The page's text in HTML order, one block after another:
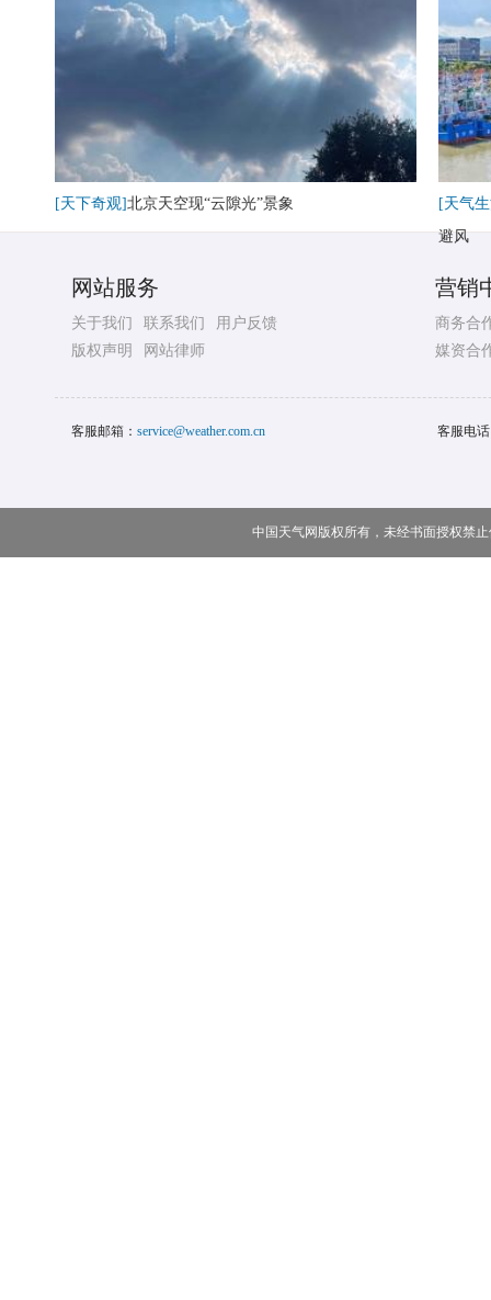
[天下奇观]北京天空现“云隙光”景象
[天气
避风
网站服务
关于我们 联系我们
用户反馈
版权声明
网站律师
营销
商务合
媒资合
客服邮箱： service@weather.com.cn 客服电
中国天气网版权所有，未经书面授权